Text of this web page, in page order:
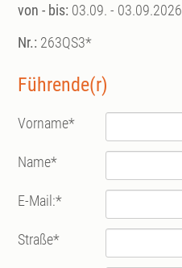
von - bis: 03.09. - 03.09.2026
Nr.: 263QS3*
Führende(r)
Vorname*
Name*
E-Mail:*
Straße*